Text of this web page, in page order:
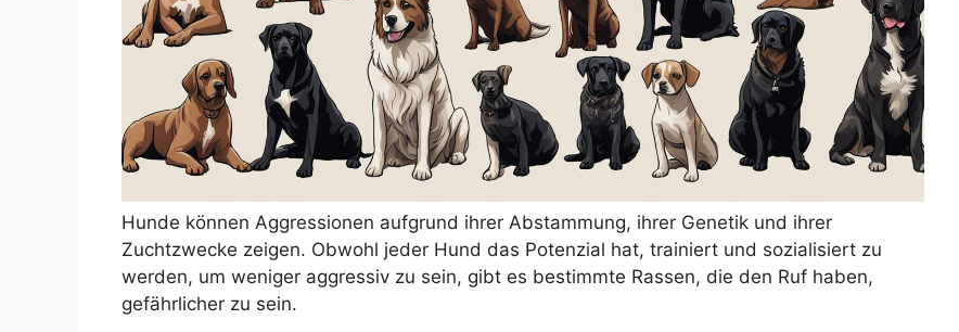
Hunde können Aggressionen aufgrund ihrer Abstammung, ihrer Genetik und ihrer
Zuchtzwecke zeigen. Obwohl jeder Hund das Potenzial hat, trainiert und sozialisiert zu
werden, um weniger aggressiv zu sein, gibt es bestimmte Rassen, die den Ruf haben,
gefährlicher zu sein.